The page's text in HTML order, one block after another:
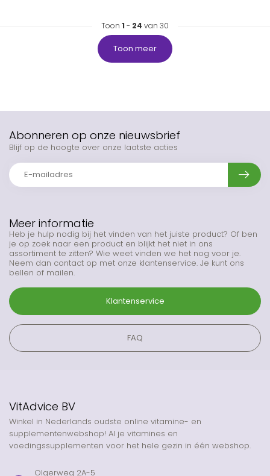
Toon 1 - 24 van 30
Toon meer
Meer informatie
Heb je hulp nodig bij het vinden van het juiste product? Of ben
je op zoek naar een product en blijkt het niet in ons
assortiment te zitten? Wie weet vinden we het nog voor je.
Neem dan contact op met onze klantenservice. Je kunt ons
bellen of mailen.
Klantenservice
FAQ
Abonneren op onze nieuwsbrief
Blijf op de hoogte over onze laatste acties
VitAdvice BV
Winkel in Nederlands oudste online vitamine- en
supplementenwebshop! Al je vitamines en
voedingssupplementen voor het hele gezin in één webshop.
Olgerweg 2A-5